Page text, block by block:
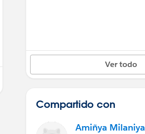
Ver todo
Compartido con
Amiñya Milaniya